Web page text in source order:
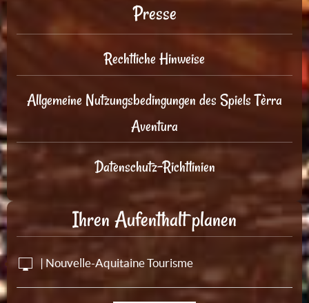
Presse
Rechtliche Hinweise
Allgemeine Nutzungsbedingungen des Spiels Tèrra
Aventura
Datenschutz-Richtlinien
Ihren Aufenthalt planen
| Nouvelle-Aquitaine Tourisme